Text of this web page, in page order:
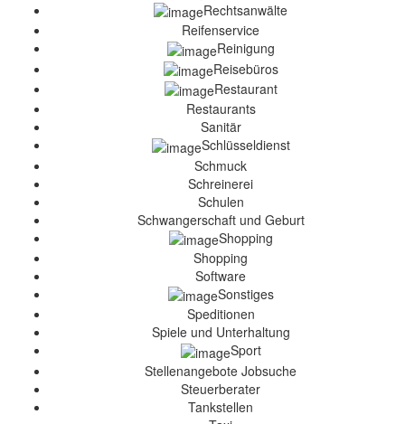
Rechtsanwälte
Reifenservice
Reinigung
Reisebüros
Restaurant
Restaurants
Sanitär
Schlüsseldienst
Schmuck
Schreinerei
Schulen
Schwangerschaft und Geburt
Shopping
Shopping
Software
Sonstiges
Speditionen
Spiele und Unterhaltung
Sport
Stellenangebote Jobsuche
Steuerberater
Tankstellen